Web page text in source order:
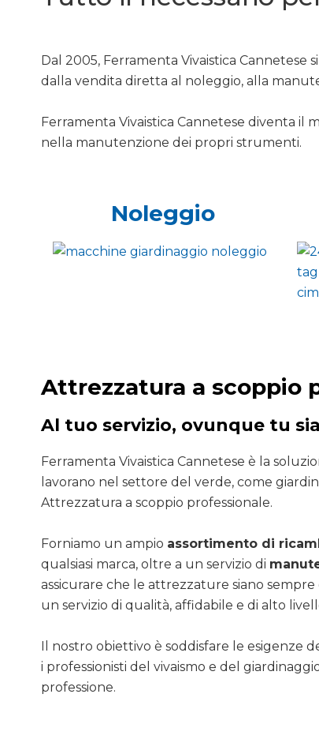
Dal 2005, Ferramenta Vivaistica Cannetese
dalla vendita diretta al noleggio, alla
Ferramenta Vivaistica Cannetese diventa il
nella manutenzione dei propri strumenti.
Noleggio
Attrezzatura a scoppio
Al tuo servizio, ovunque tu sia
Ferramenta Vivaistica Cannetese è la
lavorano nel settore del verde, come
Attrezzatura a scoppio professionale.
Forniamo un ampio assortimento di
qualsiasi marca, oltre a un servizio di
assicurare che le attrezzature siano
un servizio di qualità, affidabile e di alto
Il nostro obiettivo è soddisfare le esigenze
i professionisti del vivaismo e del
professione.